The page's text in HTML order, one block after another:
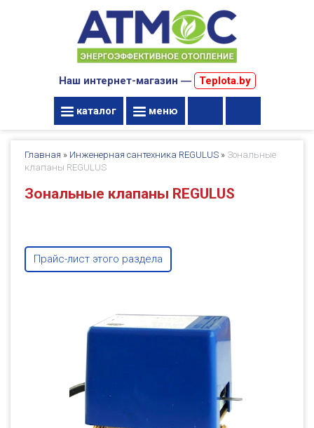
Наш интернет-магазин ― Teplota.by
каталог меню
Главная » Инженерная сантехника REGULUS » Зональные
клапаны REGULUS
Зональные клапаны REGULUS
Прайс-лист этого раздела